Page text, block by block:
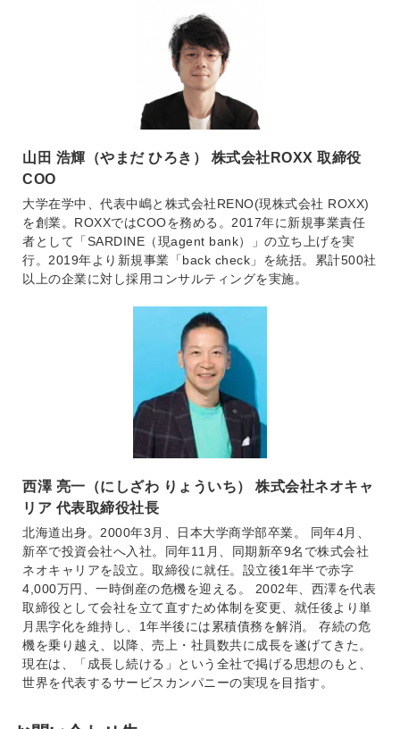
山田 浩輝（やまだ ひろき） 株式会社ROXX 取締役
COO
大学在学中、代表中嶋と株式会社RENO(現株式会社 ROXX)
を創業。ROXXではCOOを務める。2017年に新規事業責任
者として「SARDINE（現agent bank）」の立ち上げを実
行。2019年より新規事業「back check」を統括。累計500社
以上の企業に対し採用コンサルティングを実施。
西澤 亮一（にしざわ りょういち） 株式会社ネオキャ
リア 代表取締役社長
北海道出身。2000年3月、日本大学商学部卒業。 同年4月、
新卒で投資会社へ入社。同年11月、同期新卒9名で株式会社
ネオキャリアを設立。取締役に就任。設立後1年半で赤字
4,000万円、一時倒産の危機を迎える。 2002年、西澤を代表
取締役として会社を立て直すため体制を変更、就任後より単
月黒字化を維持し、1年半後には累積債務を解消。 存続の危
機を乗り越え、以降、売上・社員数共に成長を遂げてきた。
現在は、「成長し続ける」という全社で掲げる思想のもと、
世界を代表するサービスカンパニーの実現を目指す。